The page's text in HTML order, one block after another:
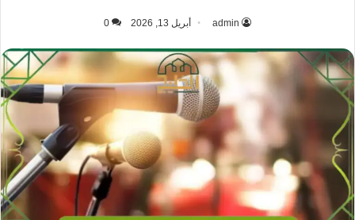
admin أبريل 13, 2026 0